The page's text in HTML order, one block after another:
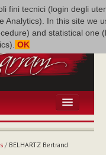
fini tecnici (login degli
Analytics). In this site we
and statistical one
OK
/ BELHARTZ Bertrand